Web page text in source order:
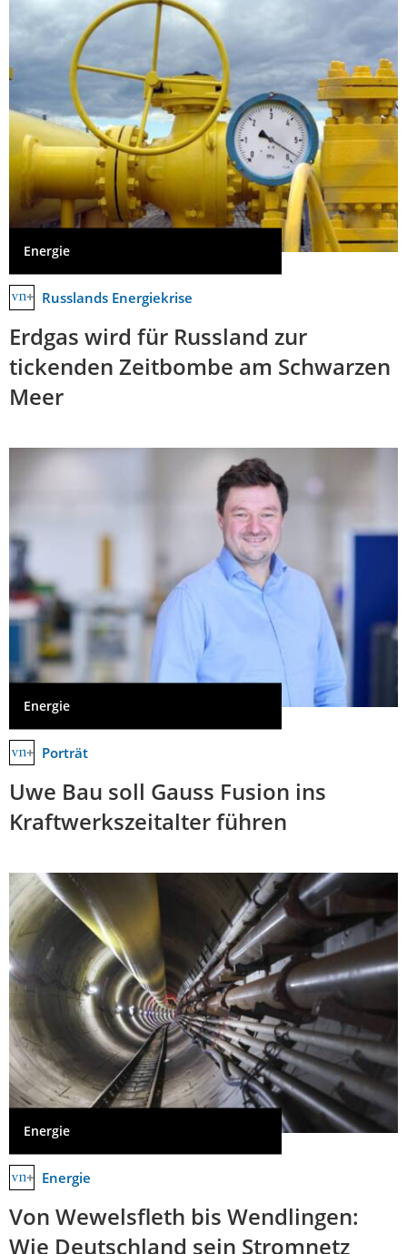
Energie
Russlands Energiekrise
Erdgas wird für Russland zur
tickenden Zeitbombe am Schwarzen
Meer
Energie
Porträt
Uwe Bau soll Gauss Fusion ins
Kraftwerkszeitalter führen
Energie
Energie
Von Wewelsfleth bis Wendlingen:
Wie Deutschland sein Stromnetz